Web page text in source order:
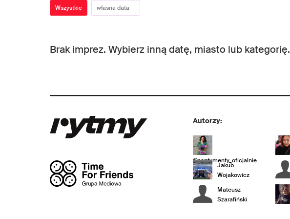
Wszystkie
Brak imprez. Wybierz inną datę, miasto lub kategorię.
Autorzy:
@sentymenty_oficjalnie
Jakub
Wojakowicz
Mateusz
Szarafiński